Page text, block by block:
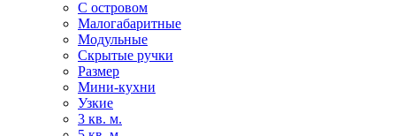
С островом
Малогабаритные
Модульные
Скрытые ручки
Размер
Мини-кухни
Узкие
3 кв. м.